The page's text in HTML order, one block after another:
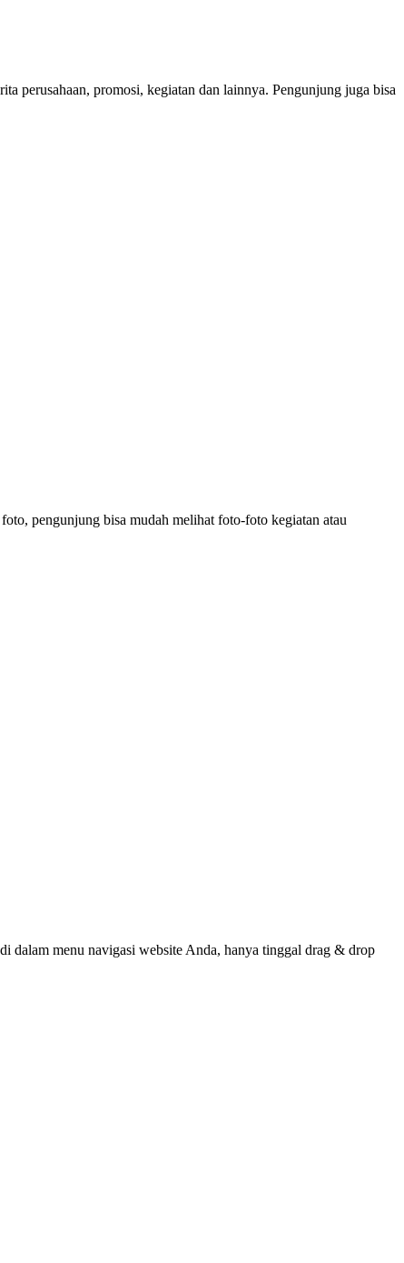
perusahaan, promosi, kegiatan dan lainnya. Pengunjung juga bisa
pengunjung bisa mudah melihat foto-foto kegiatan atau
dalam menu navigasi website Anda, hanya tinggal drag & drop